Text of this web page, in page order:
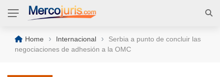
Home › Internacional ›
Serbia a punto de concluir las
negociaciones de adhesión a la OMC